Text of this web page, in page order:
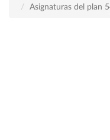
Asignaturas del plan